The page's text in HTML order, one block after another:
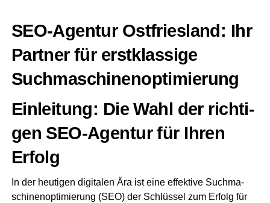
SEO-Agen­tur Ost­fries­land: Ihr
Part­ner für erst­klas­si­ge
Suchmaschinenoptimierung
Ein­lei­tung: Die Wahl der rich­ti­
gen SEO-Agen­tur für Ihren
Erfolg
In der heu­ti­gen digi­ta­len Ära ist eine effek­ti­ve Such­ma­
schi­nen­op­ti­mie­rung (SEO) der Schlüs­sel zum Erfolg für